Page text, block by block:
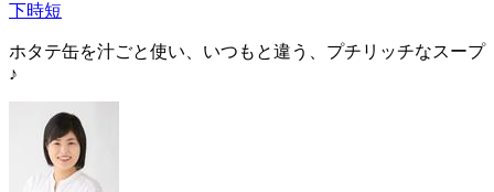
下時短
ホタテ缶を汁ごと使い、いつもと違う、プチリッチなスープ
♪